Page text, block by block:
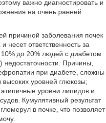
важно диагностировать и
на очень ранней
причиной заболевания почек
несет ответственность за
до 20% людей с диабетом
недостаточности. Причины,
при диабете, сложны
уровней глюкозы;
уровни липидов и
Кумулятивный результат
в почке, что позволяет